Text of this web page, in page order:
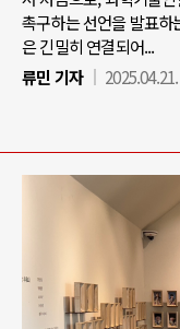
촉구하는 선언을 발표
은 긴밀히 연결되어...
류민 기자